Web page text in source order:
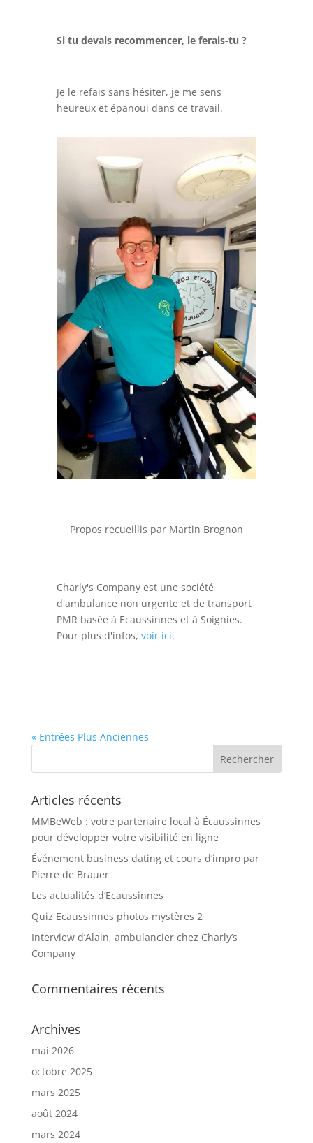
Si tu devais recommencer, le ferais-tu ?
Je le refais sans hésiter, je me sens
heureux et épanoui dans ce travail.
Propos recueillis par Martin Brognon
Charly's Company est une société
d'ambulance non urgente et de transport
PMR basée à Ecaussinnes et à Soignies.
Pour plus d'infos, voir ici.
« Entrées Plus Anciennes
Articles récents
MMBeWeb : votre partenaire local à Écaussinnes
pour développer votre visibilité en ligne
Événement business dating et cours d’impro par
Pierre de Brauer
Les actualités d’Ecaussinnes
Quiz Ecaussinnes photos mystères 2
Interview d’Alain, ambulancier chez Charly’s
Company
Commentaires récents
Archives
mai 2026
octobre 2025
mars 2025
août 2024
mars 2024